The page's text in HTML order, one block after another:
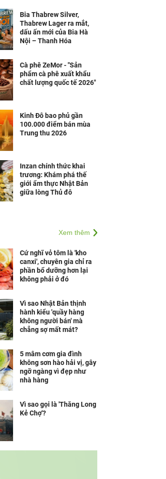
Bia Thabrew Silver,
Thabrew Lager ra mắt,
dấu ấn mới của Bia Hà
Nội – Thanh Hóa
Cà phê ZeMor - "Sản
phẩm cà phê xuất khẩu
chất lượng quốc tế 2026"
Kinh Đô bao phủ gần
100.000 điểm bán mùa
Trung thu 2026
Inzan chính thức khai
trương: Khám phá thế
giới ẩm thực Nhật Bản
giữa lòng Thủ đô
Xem thêm
Cứ nghĩ vỏ tôm là 'kho
canxi', chuyên gia chỉ ra
phần bổ dưỡng hơn lại
không phải ở đó
Vì sao Nhật Bản thịnh
hành kiểu 'quầy hàng
không người bán' mà
chẳng sợ mất mát?
5 mâm cơm gia đình
không sơn hào hải vị, gây
ngỡ ngàng vì đẹp như
nhà hàng
Vì sao gọi là 'Thăng Long
Kẻ Chợ'?